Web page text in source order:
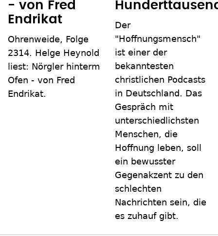
- von Fred
Endrikat
Ohrenweide, Folge
2314. Helge Heynold
liest: Nörgler hinterm
Ofen - von Fred
Endrikat.
Der
"Hoffnungsmensch"
ist einer der
bekanntesten
christlichen Podcasts
in Deutschland. Das
Gespräch mit
unterschiedlichsten
Menschen, die
Hoffnung leben, soll
ein bewusster
Gegenakzent zu den
schlechten
Nachrichten sein, die
es zuhauf gibt.